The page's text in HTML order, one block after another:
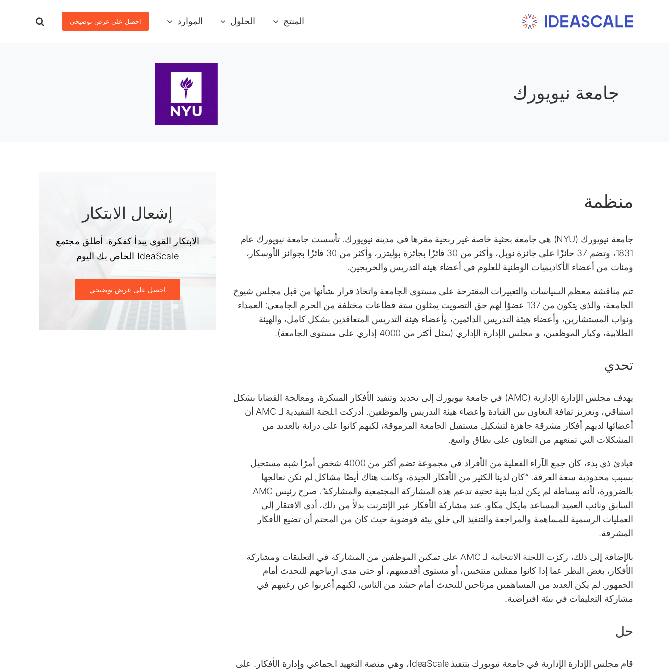
المنتج الحلول الموارد احصل على عرض توضيحي
جامعة نيويورك
منظمة
جامعة نيويورك (NYU) هي جامعة بحثية خاصة غير ربحية مقرها في مدينة نيويورك
. تأسست جامعة نيويورك عام
1831، وتضم 37 حائزًا على جائزة نوبل، وأكثر من 30 فائزًا بجائزة بوليتزر، وأكثر من 30 فائزًا بجوائز الأوسكار،
ومئات من أعضاء الأكاديميات الوطنية للعلوم في أعضاء هيئة التدريس والخريجين.
تتم مناقشة معظم السياسات والتغييرات المقترحة على مستوى الجامعة واتخاذ قرار بشأنها من قبل مجلس شيوخ
الجامعة، والذي يتكون من 137 عضوًا لهم حق التصويت يمثلون ستة قطاعات مختلفة من الحرم الجامعي: العمداء
ونواب المستشارين، وأعضاء هيئة التدريس الدائمين، وأعضاء هيئة التدريس المتعاقدين بشكل كامل، والهيئة
الطلابية، وكبار الموظفين، و مجلس الإدارة الإداري (يمثل أكثر من 4000 إداري على مستوى الجامعة).
تحدي
يهدف مجلس الإدارة الإدارية (AMC) في جامعة نيويورك إلى تحديد وتنفيذ الأفكار المبتكرة، ومعالجة القضايا بشكل
استباقي، وتعزيز ثقافة التعاون بين القيادة وأعضاء هيئة التدريس والموظفين. أدركت اللجنة التنفيذية لـ AMC أن
أعضائها لديهم أفكار مشرقة جاهزة لتشكيل مستقبل الجامعة المرموقة، لكنهم كانوا على دراية بالعديد من
المشكلات التي تمنعهم من التعاون على نطاق واسع.
فبادئ ذي بدء، كان جمع الآراء الفعلية من الأفراد في مجموعة تضم أكثر من 4000 شخص أمرًا شبه مستحيل
بسبب محدودية سعة الغرفة.“كان لدينا الكثير من الأفكار الجيدة، وكانت هناك أيضًا مشاكل لم نكن نعالجها
بالضرورة، لأنه ببساطة لم يكن لدينا بنية تحتية تدعم هذه المشاركة المجتمعية والمشاركة“.
صرح رئيس AMC
السابق ونائب العميد المساعد مايكل مكاو. عند مشاركة الأفكار عبر الإنترنت بدلاً من ذلك، أدى الافتقار إلى
العمليات الرسمية للمساهمة والمراجعة والتنفيذ إلى خلق بيئة فوضوية حيث كان من المحتم أن تضيع الأفكار
المشرقة.
بالإضافة إلى ذلك، ركزت اللجنة الانتخابية لـ AMC على تمكين الموظفين من المشاركة في التعليقات ومشاركة
الأفكار، بغض النظر عما إذا كانوا ممثلين منتخبين، أو مستوى أقدميتهم، أو حتى مدى ارتياحهم للتحدث أمام
الجمهور. لم يكن العديد من المساهمين مرتاحين للتحدث أمام حشد من الناس، لكنهم أعربوا عن رغبتهم في
مشاركة التعليقات في بيئة افتراضية.
حل
قام مجلس الإدارة الإدارية في جامعة نيويورك بتنفيذ IdeaScale، وهي منصة التعهيد الجماعي وإدارة الأفكار. على
إشعال الابتكار
الابتكار القوي يبدأ كفكرة. أطلق مجتمع
IdeaScale الخاص بك اليوم
احصل على عرض توضيحي